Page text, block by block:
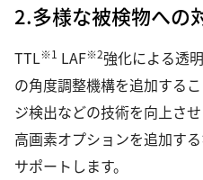
2.多様な被検物への
TTL※1 LAF※2強化による透
の角度調整機構を追加する
ジ検出などの技術を向上さ
高画素オプションを追加す
サポートします。